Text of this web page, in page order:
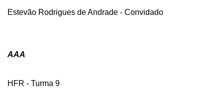
Estevão Rodrigues de Andrade - Convidado
AAA
HFR - Turma 9